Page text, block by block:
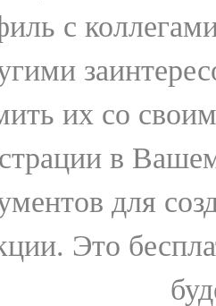
с
их со
в
для
Это